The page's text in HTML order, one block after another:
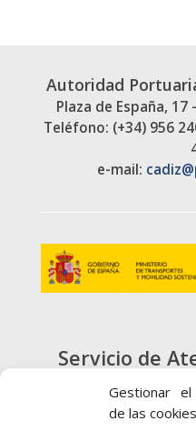
Gestionar el
de las cookies
Autoridad
Plaza de España, 17
Teléfono: (+34) 956
e-mail:
Servicio de
900